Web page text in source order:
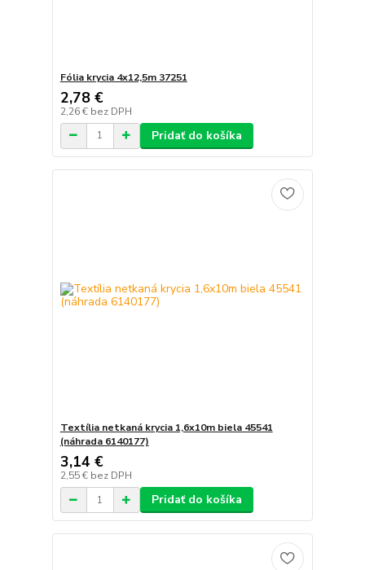
Fólia krycia 4x12,5m 37251
2,78 €
2,26 € bez DPH
Pridať do košíka
Textília netkaná krycia 1,6x10m biela 45541
(náhrada 6140177)
3,14 €
2,55 € bez DPH
Pridať do košíka